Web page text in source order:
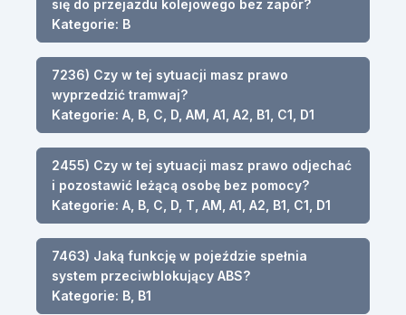
się do przejazdu kolejowego bez zapór?
Kategorie: B
7236) Czy w tej sytuacji masz prawo
wyprzedzić tramwaj?
Kategorie: A, B, C, D, AM, A1, A2, B1, C1, D1
2455) Czy w tej sytuacji masz prawo odjechać
i pozostawić leżącą osobę bez pomocy?
Kategorie: A, B, C, D, T, AM, A1, A2, B1, C1, D1
7463) Jaką funkcję w pojeździe spełnia
system przeciwblokujący ABS?
Kategorie: B, B1